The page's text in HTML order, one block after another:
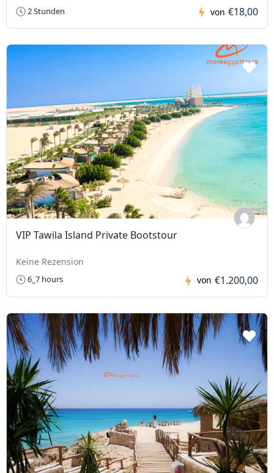
2 Stunden von €18,00
VIP Tawila Island Private Bootstour
Keine Rezension
6_7 hours von €1.200,00